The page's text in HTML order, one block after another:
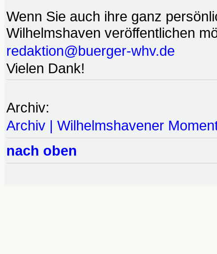
Wenn Sie auch ihre ganz
Wilhelmshaven veröffentlichen
redaktion@buerger-whv.de
Vielen Dank!
Archiv:
Archiv | Wilhelmshavener
nach oben